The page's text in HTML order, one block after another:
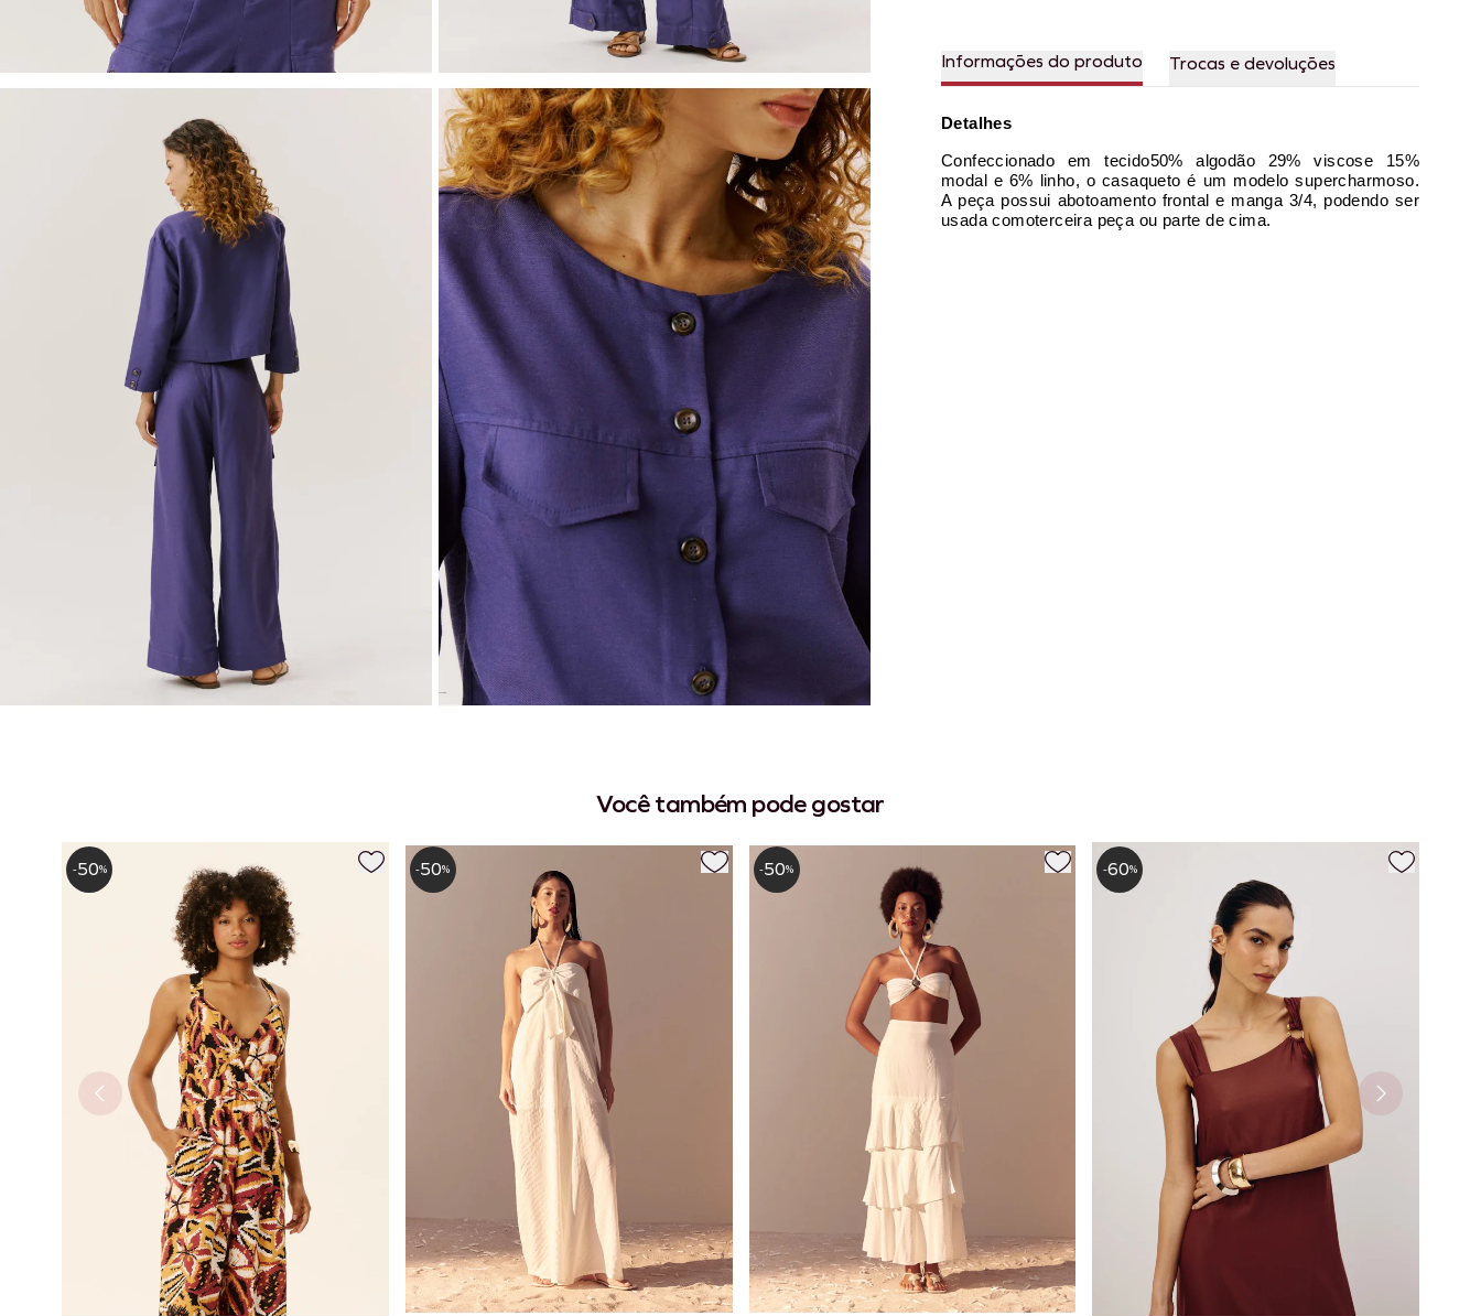
Informações do produto Trocas e devoluções
Detalhes
Confeccionado em tecido50% algodão 29% viscose 15%
modal e 6% linho, o casaqueto é um modelo supercharmoso.
A peça possui abotoamento frontal e manga 3/4, podendo ser
usada comoterceira peça ou parte de cima.
Você também pode gostar
-50% -50% -50% -60%